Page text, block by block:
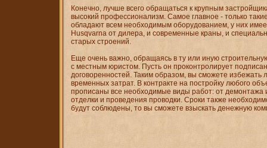
Конечно, лучше всего обращаться к крупным
высокий профессионализм. Самое главное - только
обладают всем необходимым оборудованием, у них
Husqvarna от дилера, и современные краны, и
старых строений.
Еще очень важно, обращаясь в ту или иную
с местным юристом. Пусть он проконтролирует
договоренностей. Таким образом, вы сможете
временных затрат. В контракте на постройку любого
прописаны все необходимые виды работ: от демонтажа
отделки и проведения проводки. Сроки также
будут соблюдены, то вы сможете взыскать денежную